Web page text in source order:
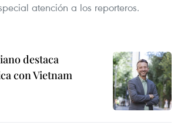
atención a los reporteros.
destaca
con Vietnam